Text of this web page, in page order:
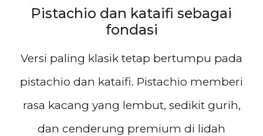
Pistachio dan kataifi sebagai
fondasi
Versi paling klasik tetap bertumpu pada
pistachio dan kataifi. Pistachio memberi
rasa kacang yang lembut, sedikit gurih,
dan cenderung premium di lidah